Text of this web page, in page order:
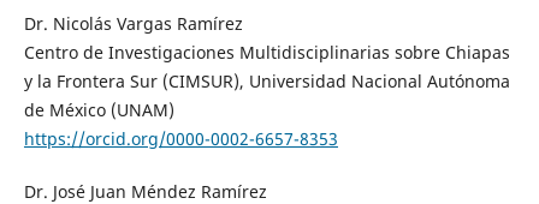
Dr. Nicolás Vargas Ramírez
Centro de Investigaciones Multidisciplinarias sobre Chiapas
y la Frontera Sur (CIMSUR), Universidad Nacional Autónoma
de México (UNAM)
https://orcid.org/0000-0002-6657-8353
Dr. José Juan Méndez Ramírez